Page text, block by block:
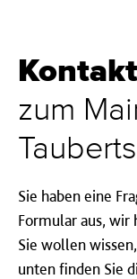
zum
Sie haben eine
Formular aus,
Sie wollen
unten finden Sie